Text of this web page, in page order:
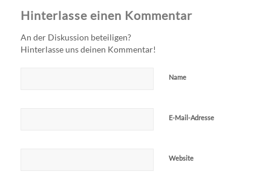
Hinterlasse einen Kommentar
An der Diskussion beteiligen?
Hinterlasse uns deinen Kommentar!
Name
E-Mail-Adresse
Website